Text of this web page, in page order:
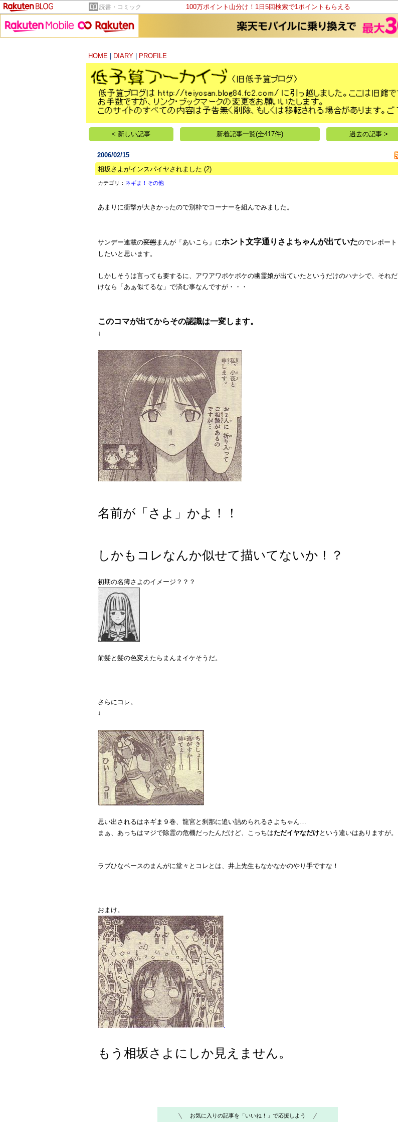
読書・コミック 100万ポイント山分け！1日5回検索で1ポイントもらえる
HOME
DIARY PROFILE
< 新しい記事 新着記事一覧(全417件) 過去の記事 >
2006/02/15
相坂さよがインスパイヤされました (2)
カテゴリ：ネギま！その他
あまりに衝撃が大きかったので別枠でコーナーを組んでみました。
サンデー連載の変態まんが「あいこら」にホント文字通りさよちゃんが出ていたのでレポート
したいと思います。
しかしそうは言っても要するに、アワアワボケボケの幽霊娘が出ていたというだけのハナシで、それだ
けなら「あぁ似てるな」で済む事なんですが・・・
このコマが出てからその認識は一変します。
↓
名前が「さよ」かよ！！
しかもコレなんか似せて描いてないか！？
初期の名簿さよのイメージ？？？
前髪と髪の色変えたらまんまイケそうだ。
さらにコレ。
↓
思い出されるはネギま９巻、龍宮と刹那に追い詰められるさよちゃん…
まぁ、あっちはマジで除霊の危機だったんだけど、こっちはただイヤなだけという違いはありますが。
ラブひなベースのまんがに堂々とコレとは、井上先生もなかなかのやり手ですな！
おまけ。
.
もう相坂さよにしか見えません。
お気に入りの記事を「いいね！」で応援しよう